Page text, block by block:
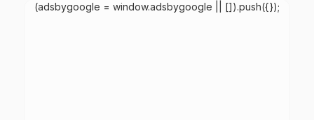
(adsbygoogle = window.adsbygoogle || []).push({});